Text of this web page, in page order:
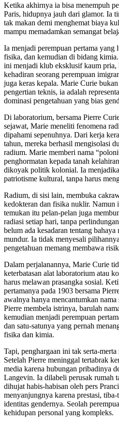
Ketika akhirnya ia bisa menempuh
Paris, hidupnya jauh dari glamor. Ia
tak makan demi menghemat biaya
mampu memadamkan semangat
Ia menjadi perempuan pertama
fisika, dan kemudian di bidang
ini menjadi klub eksklusif kaum
kehadiran seorang perempuan
juga keras kepala. Marie Curie
pengertian teknis, ia adalah
dominasi pengetahuan yang bias
Di laboratorium, bersama Pierre
sejawat, Marie meneliti fenomena
dipahami sepenuhnya. Dari kerja
tahun, mereka berhasil mengisolasi
radium. Marie memberi nama
penghormatan kepada tanah
dikoyak politik kolonial. Ia
patriotisme kultural, tanpa harus
Radium, di sisi lain, membuka
kedokteran dan fisika nuklir. Namun
temukan itu pelan-pelan juga
radiasi setiap hari, tanpa
belum ada kesadaran tentang
mundur. Ia tidak menyesali
pengetahuan memang membawa
Dalam perjalanannya, Marie Curie
keterbatasan alat laboratorium atau
harus melawan prasangka sosial.
pertamanya pada 1903 bersama
awalnya hanya mencantumkan
Pierre membela istrinya, barulah
kemudian menjadi perempuan
dan satu-satunya yang pernah
fisika dan kimia.
Tapi, penghargaan ini tak serta-
Setelah Pierre meninggal tertabrak
media karena hubungan pribadinya
Langevin. Ia dilabeli perusak rumah
dihujat habis-habisan oleh pers
menyanjungnya karena prestasi,
identitas gendernya. Seolah
kehidupan personal yang kompleks.